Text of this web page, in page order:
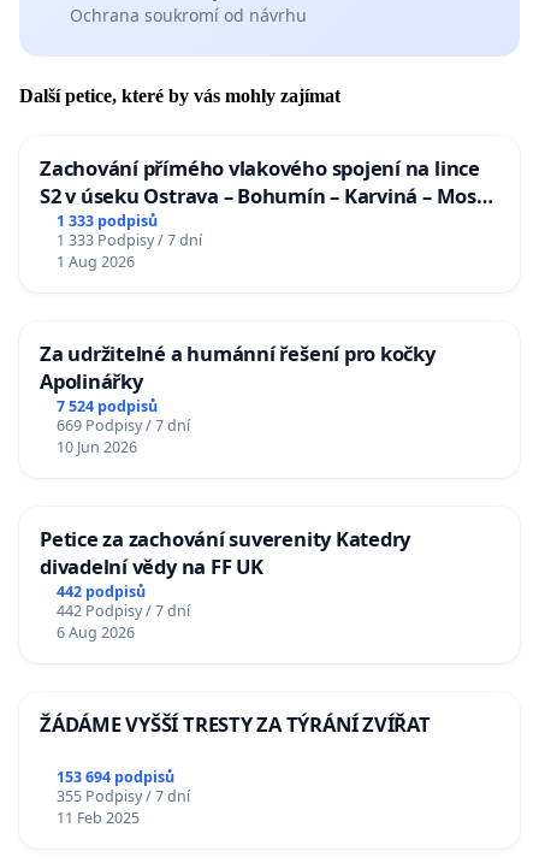
Ochrana soukromí od návrhu
Další petice, které by vás mohly zajímat
Zachování přímého vlakového spojení na lince
S2 v úseku Ostrava – Bohumín – Karviná – Mosty
u Jablunkova
1 333 podpisů
1 333 Podpisy / 7 dní
1 Aug 2026
Za udržitelné a humánní řešení pro kočky
Apolinářky
7 524 podpisů
669 Podpisy / 7 dní
10 Jun 2026
Petice za zachování suverenity Katedry
divadelní vědy na FF UK
442 podpisů
442 Podpisy / 7 dní
6 Aug 2026
ŽÁDÁME VYŠŠÍ TRESTY ZA TÝRÁNÍ ZVÍŘAT
153 694 podpisů
355 Podpisy / 7 dní
11 Feb 2025